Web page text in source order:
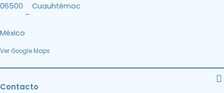
06500
–
Cuauhtémoc
México
Ver Google Maps
Contacto